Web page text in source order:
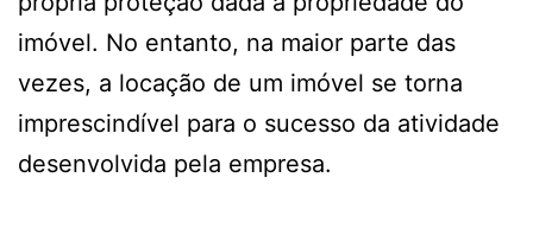
imóvel. No entanto, na maior parte das
vezes, a locação de um imóvel se torna
imprescindível para o sucesso da atividade
desenvolvida pela empresa.